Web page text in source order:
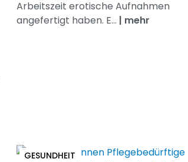
Arbeitszeit erotische Aufnahmen
angefertigt haben. E... | mehr
GESUNDHEIT